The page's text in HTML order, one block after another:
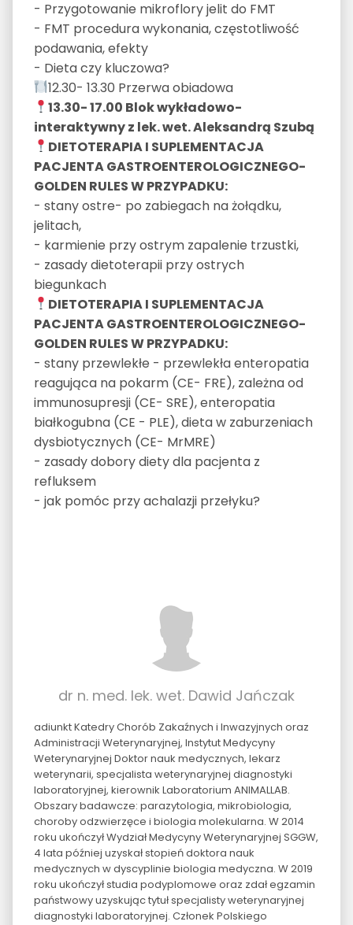
- Przygotowanie mikroflory jelit do FMT
- FMT procedura wykonania, częstotliwość
podawania, efekty
- Dieta czy kluczowa?
12.30- 13.30 Przerwa obiadowa
13.30- 17.00 Blok wykładowo-
interaktywny z lek. wet. Aleksandrą Szubą
DIETOTERAPIA I SUPLEMENTACJA
PACJENTA GASTROENTEROLOGICZNEGO-
GOLDEN RULES W PRZYPADKU:
- stany ostre- po zabiegach na żołądku,
jelitach,
- karmienie przy ostrym zapalenie trzustki,
- zasady dietoterapii przy ostrych
biegunkach
DIETOTERAPIA I SUPLEMENTACJA
PACJENTA GASTROENTEROLOGICZNEGO-
GOLDEN RULES W PRZYPADKU:
- stany przewlekłe - przewlekła enteropatia
reagująca na pokarm (CE- FRE), zależna od
immunosupresji (CE- SRE), enteropatia
białkogubna (CE - PLE), dieta w zaburzeniach
dysbiotycznych (CE- MrMRE)
- zasady dobory diety dla pacjenta z
refluksem
- jak pomóc przy achalazji przełyku?
dr n. med. lek. wet. Dawid Jańczak
adiunkt Katedry Chorób Zakaźnych i Inwazyjnych oraz
Administracji Weterynaryjnej, Instytut Medycyny
Weterynaryjnej Doktor nauk medycznych, lekarz
weterynarii, specjalista weterynaryjnej diagnostyki
laboratoryjnej, kierownik Laboratorium ANIMALLAB.
Obszary badawcze: parazytologia, mikrobiologia,
choroby odzwierzęce i biologia molekularna. W 2014
roku ukończył Wydział Medycyny Weterynaryjnej SGGW,
4 lata później uzyskał stopień doktora nauk
medycznych w dyscyplinie biologia medyczna. W 2019
roku ukończył studia podyplomowe oraz zdał egzamin
państwowy uzyskując tytuł specjalisty weterynaryjnej
diagnostyki laboratoryjnej. Członek Polskiego